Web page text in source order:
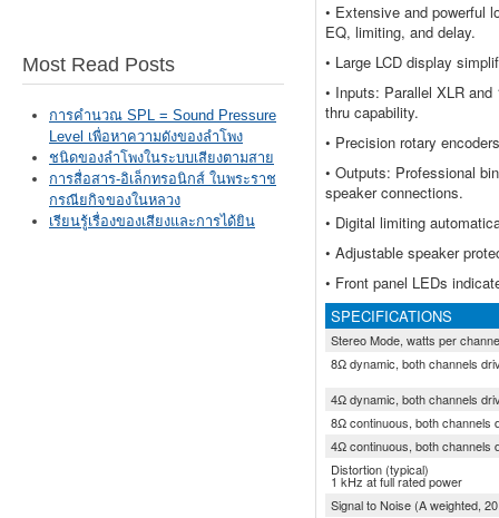
Most Read Posts
การคำนวณ SPL = Sound Pressure
Level เพื่อหาความดังของลำโพง
ชนิดของลำโพงในระบบเสียงตามสาย
การสื่อสาร-อิเล็กทรอนิกส์ ในพระราช
กรณียกิจของในหลวง
เรียนรู้เรื่องของเสียงและการได้ยิน
• Extensive and powerful
EQ, limiting, and delay.
• Large LCD display
• Inputs: Parallel XLR
thru capability.
• Precision rotary
• Outputs: Professional
speaker connections.
• Digital limiting
• Adjustable speaker
• Front panel LEDs
SPECIFICATIONS
Stereo Mode, watts per
8Ω dynamic, both channels
4Ω dynamic, both channels
8Ω continuous, both channels
4Ω continuous, both channels
Distortion (typical)
1 kHz at full rated power
Signal to Noise (A weighted,